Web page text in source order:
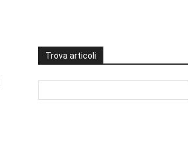
Trova articoli